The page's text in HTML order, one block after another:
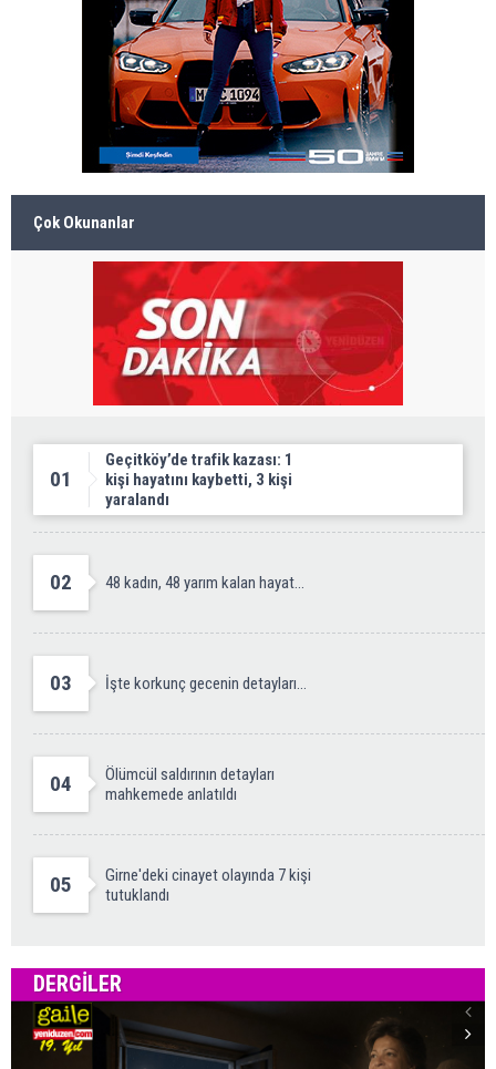
Çok Okunanlar
01
Geçitköy’de trafik kazası: 1
kişi hayatını kaybetti, 3 kişi
yaralandı
02 48 kadın, 48 yarım kalan hayat...
03 İşte korkunç gecenin detayları...
04
Ölümcül saldırının detayları
mahkemede anlatıldı
05
Girne'deki cinayet olayında 7 kişi
tutuklandı
DERGILER